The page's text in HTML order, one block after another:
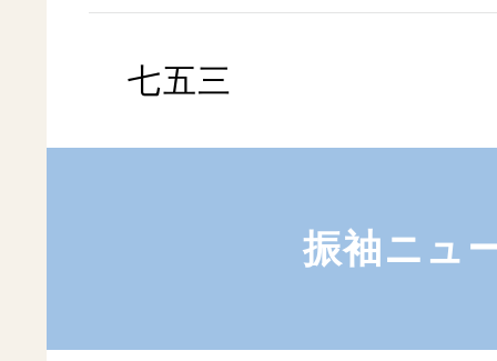
七五三
振袖ニュ